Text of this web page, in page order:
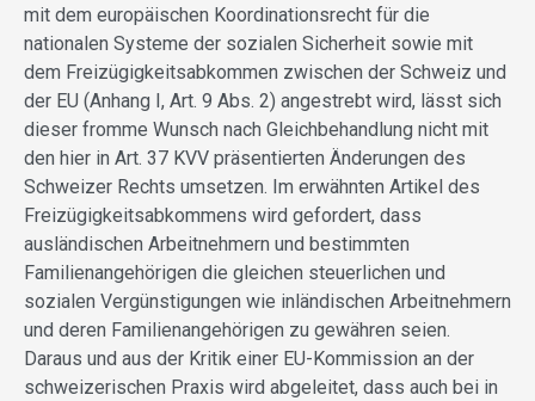
mit dem europäischen Koordinationsrecht für die
nationalen Systeme der sozialen Sicherheit sowie mit
dem Freizügigkeitsabkommen zwischen der Schweiz und
der EU (Anhang I, Art. 9 Abs. 2) angestrebt wird, lässt sich
dieser fromme Wunsch nach Gleichbehandlung nicht mit
den hier in Art. 37 KVV präsentierten Änderungen des
Schweizer Rechts umsetzen. Im erwähnten Artikel des
Freizügigkeitsabkommens wird gefordert, dass
ausländischen Arbeitnehmern und bestimmten
Familienangehörigen die gleichen steuerlichen und
sozialen Vergünstigungen wie inländischen Arbeitnehmern
und deren Familienangehörigen zu gewähren seien.
Daraus und aus der Kritik einer EU-Kommission an der
schweizerischen Praxis wird abgeleitet, dass auch bei in